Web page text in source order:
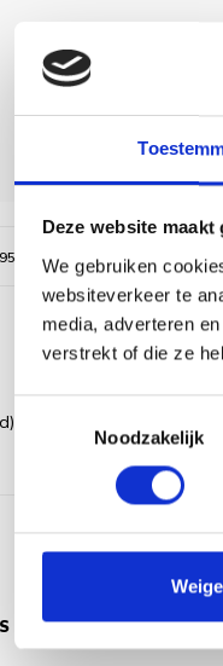
Deze website
We gebruiken
websiteverkeer te
media, adverteren
verstrekt of die ze
Noodzakelijk
boven € 70,00 gratis (NL)
VAN0